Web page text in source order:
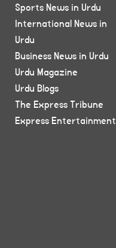
Sports News in Urdu
International News in
Urdu
Business News in Urdu
Urdu Magazine
Urdu Blogs
The Express Tribune
Express Entertainment